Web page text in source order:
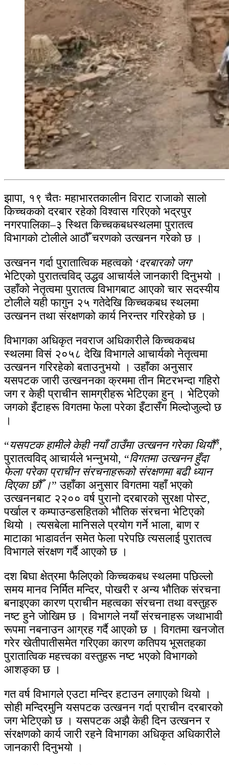
झापा, १९ चैतः महाभारतकालीन विराट राजाको सालो
किच्चकको दरबार रहेको विश्वास गरिएको भद्रपुर
नगरपालिका–३ स्थित किच्चकबधस्थलमा पुरातत्व
विभागको टोलीले आठौँ चरणको उत्खनन गरेको छ ।
उत्खनन गर्दा पुरातात्विक महत्वको ‘दरबारको जग’
भेटिएको पुरातत्वविद् उद्धव आचार्यले जानकारी दिनुभयो ।
उहाँको नेतृत्वमा पुरातत्व विभागबाट आएको चार सदस्यीय
टोलीले यही फागुन २५ गतेदेखि किच्चकबध स्थलमा
उत्खनन तथा संरक्षणको कार्य निरन्तर गरिरहेको छ ।
विभागका अधिकृत नवराज अधिकारीले किच्चकबध
स्थलमा विसं २०५८ देखि विभागले आचार्यको नेतृत्वमा
उत्खनन गरिरहेको बताउनुभयो । उहाँका अनुसार
यसपटक जारी उत्खननका क्रममा तीन मिटरभन्दा गहिरो
जग र केही प्राचीन सामग्रीहरू भेटिएका हुन् । भेटिएको
जगको इँटाहरू विगतमा फेला परेका इँटासँग मिल्दोजुल्दो छ
।
“यसपटक हामीले केही नयाँ ठाउँमा उत्खनन गरेका थियौँ”,
पुरातत्वविद् आचार्यले भन्नुभयो, “विगतमा उत्खनन हुँदा
फेला परेका प्राचीन संरचनाहरूको संरक्षणमा बढी ध्यान
दिएका छौँ ।” उहाँका अनुसार विगतमा यहाँ भएको
उत्खननबाट २२०० वर्ष पुरानो दरबारको सुरक्षा पोस्ट,
पर्खाल र कम्पाउन्डसहितको भौतिक संरचना भेटिएको
थियो । त्यसबेला मानिसले प्रयोग गर्ने भाला, बाण र
माटाका भाडावर्तन समेत फेला परेपछि त्यसलाई पुरातत्व
विभागले संरक्षण गर्दै आएको छ ।
दश बिघा क्षेत्रमा फैलिएको किच्चकबध स्थलमा पछिल्लो
समय मानव निर्मित मन्दिर, पोखरी र अन्य भौतिक संरचना
बनाइएका कारण प्राचीन महत्वका संरचना तथा वस्तुहरु
नष्ट हुने जोखिम छ । विभागले नयाँ संरचनाहरू जथाभावी
रूपमा नबनाउन आग्रह गर्दै आएको छ । विगतमा खनजोत
गरेर खेतीपातीसमेत गरिएका कारण कतिपय भूसतहका
पुरातात्विक महत्त्वका वस्तुहरू नष्ट भएको विभागको
आशङ्का छ ।
गत वर्ष विभागले एउटा मन्दिर हटाउन लगाएको थियो ।
सोही मन्दिरमुनि यसपटक उत्खनन गर्दा प्राचीन दरबारको
जग भेटिएको छ । यसपटक अझै केही दिन उत्खनन र
संरक्षणको कार्य जारी रहने विभागका अधिकृत अधिकारीले
जानकारी दिनुभयो ।